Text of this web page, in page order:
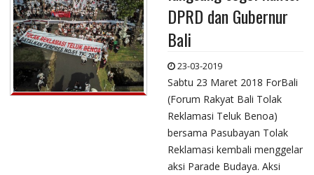
DPRD dan Gubernur
Bali
23-03-2019
Sabtu 23 Maret 2018 ForBali
(Forum Rakyat Bali Tolak
Reklamasi Teluk Benoa)
bersama Pasubayan Tolak
Reklamasi kembali menggelar
aksi Parade Budaya. Aksi